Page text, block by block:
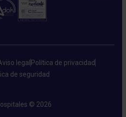
legal Política de privacidad
de seguridad
© 2026